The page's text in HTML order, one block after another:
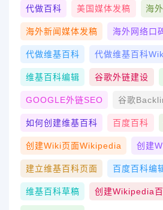
代做百科 美国媒体发稿 海
海外新闻媒体发稿 海外网络口
代做维基百科 代做维基百科
维基百科编辑 谷歌外链建设
GOOGLE外链SEO 谷歌
如何创建维基百科 百度百科
创建wiki页面Wikipedia 创建
建立维基百科页面 百度百科编
维基百科草稿 创建Wikipedia